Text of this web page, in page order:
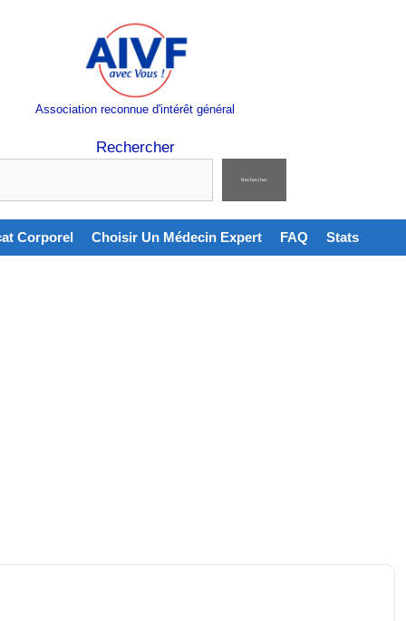
Association reconnue d'intérêt général
Rechercher
Rechercher
Corporel Choisir Un Médecin Expert FAQ Stats